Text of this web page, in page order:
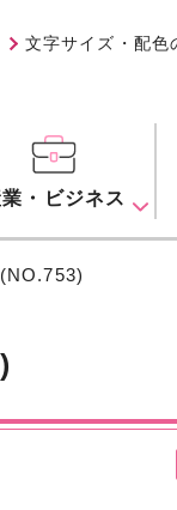
文字サイズ・配色
・ビジネス